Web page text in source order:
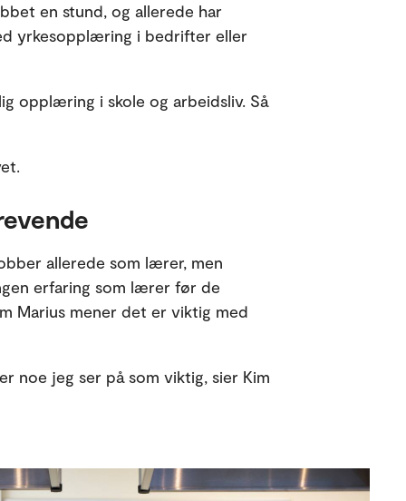
en stund, og allerede har
yrkesopplæring i bedrifter eller
opplæring i skole og arbeidsliv. Så
allerede som lærer, men
erfaring som lærer før de
Marius mener det er viktig med
noe jeg ser på som viktig, sier Kim